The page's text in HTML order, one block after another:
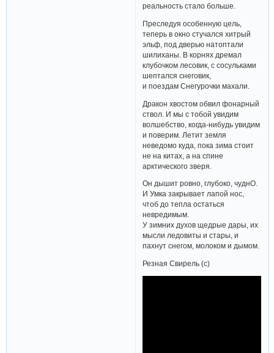
реальность стало больше.
Преследуя особенную цель,
теперь в окно стучался хитрый
эльф, под дверью натоптали
шилиханы. В корнях дремал
клубочком лесовик, с сосульками
шептался снеговик,
и поездам Снегурочки махали.
Дракон хвостом обвил фонарный
ствол. И мы с тобой увидим
волшебство, когда-нибудь увидим
и поверим. Летит земля
неведомо куда, пока зима стоит
не на китах, а на спине
арктического зверя.
Он дышит ровно, глубоко, чуднО.
И Умка закрывает лапой нос,
чтоб до тепла остаться
невредимым.
У зимних духов щедрые дары, их
мысли ледовиты и стары, и
пахнут снегом, молоком и дымом.
Резная Свирель (с)